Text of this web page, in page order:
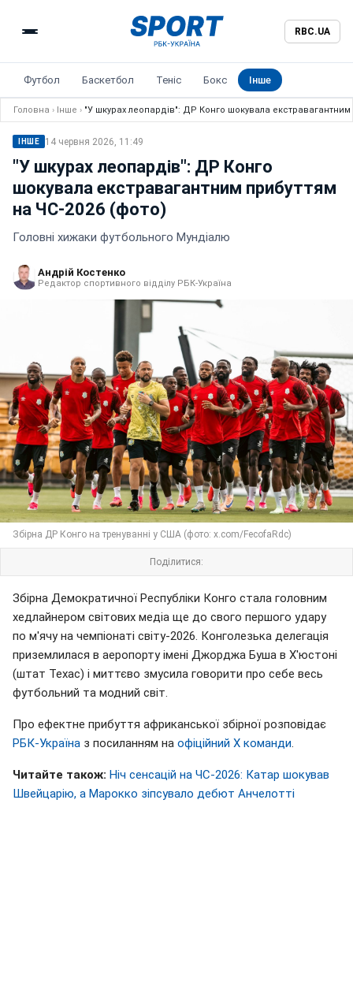
RBC.UA
Футбол Баскетбол Теніс Бокс Інше
Головна › Інше › "У шкурах леопардів": ДР Конго шокувала
ІНШЕ 14 червня 2026, 11:49
"У шкурах леопардів": ДР Конго
шокувала екстравагантним прибуттям
на ЧС-2026 (фото)
Головні хижаки футбольного Мундіалю
Андрій Костенко
Редактор спортивного відділу РБК-Україна
Збірна ДР Конго на тренуванні у США (фото: x.com/FecofaRdc)
Поділитися:
Збірна Демократичної Республіки Конго стала головним
хедлайнером світових медіа ще до свого першого удару
по м'ячу на чемпіонаті світу-2026. Конголезька делегація
приземлилася в аеропорту імені Джорджа Буша в Х'юстоні
(штат Техас) і миттєво змусила говорити про себе весь
футбольний та модний світ.
Про ефектне прибуття африканської збірної розповідає
РБК-Україна з посиланням на офіційний Х команди
Читайте також: Ніч сенсацій на ЧС-2026: Катар шокував
Швейцарію, а Марокко зіпсувало дебют Анчелотті